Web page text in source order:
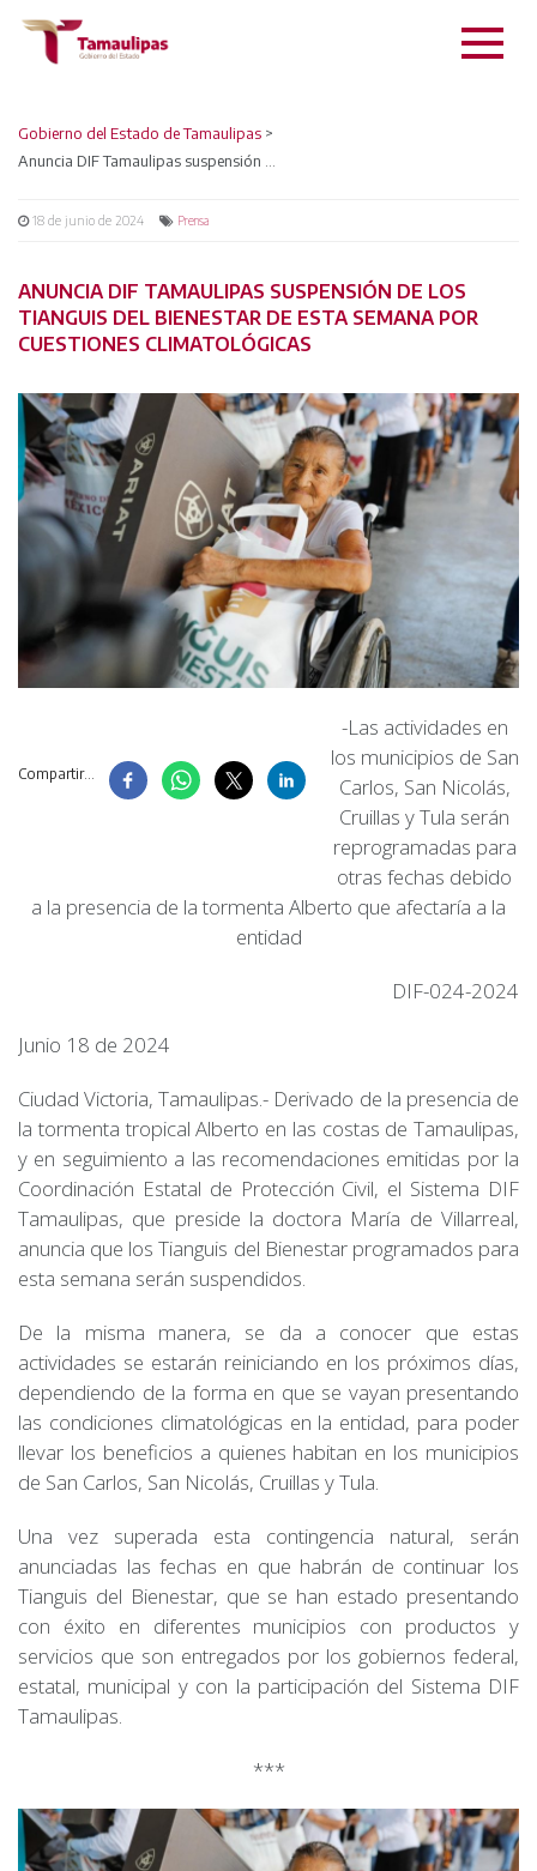
Gobierno del Estado de Tamaulipas >
18 de junio de 2024 Prensa
ANUNCIA DIF TAMAULIPAS SUSPENSIÓN DE LOS
TIANGUIS DEL BIENESTAR DE ESTA SEMANA POR
CUESTIONES CLIMATOLÓGICAS
Compartir...
-Las actividades en
los municipios de San
Carlos, San Nicolás,
Cruillas y Tula serán
reprogramadas para
otras fechas debido
a la presencia de la tormenta Alberto que afectaría a la
entidad
DIF-024-2024
Junio 18 de 2024
Ciudad Victoria, Tamaulipas.- Derivado de la presencia de
la tormenta tropical Alberto en las costas de Tamaulipas,
y en seguimiento a las recomendaciones emitidas por la
Coordinación Estatal de Protección Civil, el Sistema DIF
Tamaulipas, que preside la doctora María de Villarreal,
anuncia que los Tianguis del Bienestar programados para
esta semana serán suspendidos.
De la misma manera, se da a conocer que estas
actividades se estarán reiniciando en los próximos días,
dependiendo de la forma en que se vayan presentando
las condiciones climatológicas en la entidad, para poder
llevar los beneficios a quienes habitan en los municipios
de San Carlos, San Nicolás, Cruillas y Tula.
Una vez superada esta contingencia natural, serán
anunciadas las fechas en que habrán de continuar los
Tianguis del Bienestar, que se han estado presentando
con éxito en diferentes municipios con productos y
servicios que son entregados por los gobiernos federal,
estatal, municipal y con la participación del Sistema DIF
Tamaulipas.
***